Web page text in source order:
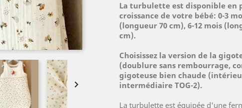

La turbulette est disponible en
croissance de votre bébé: 0-3
(longueur 70 cm), 6-12 mois
cm).
Choisissez la version de la
(doublure sans rembourrage,
gigoteuse bien chaude
intermédiaire TOG-2).
La turbulette est équipée d'une